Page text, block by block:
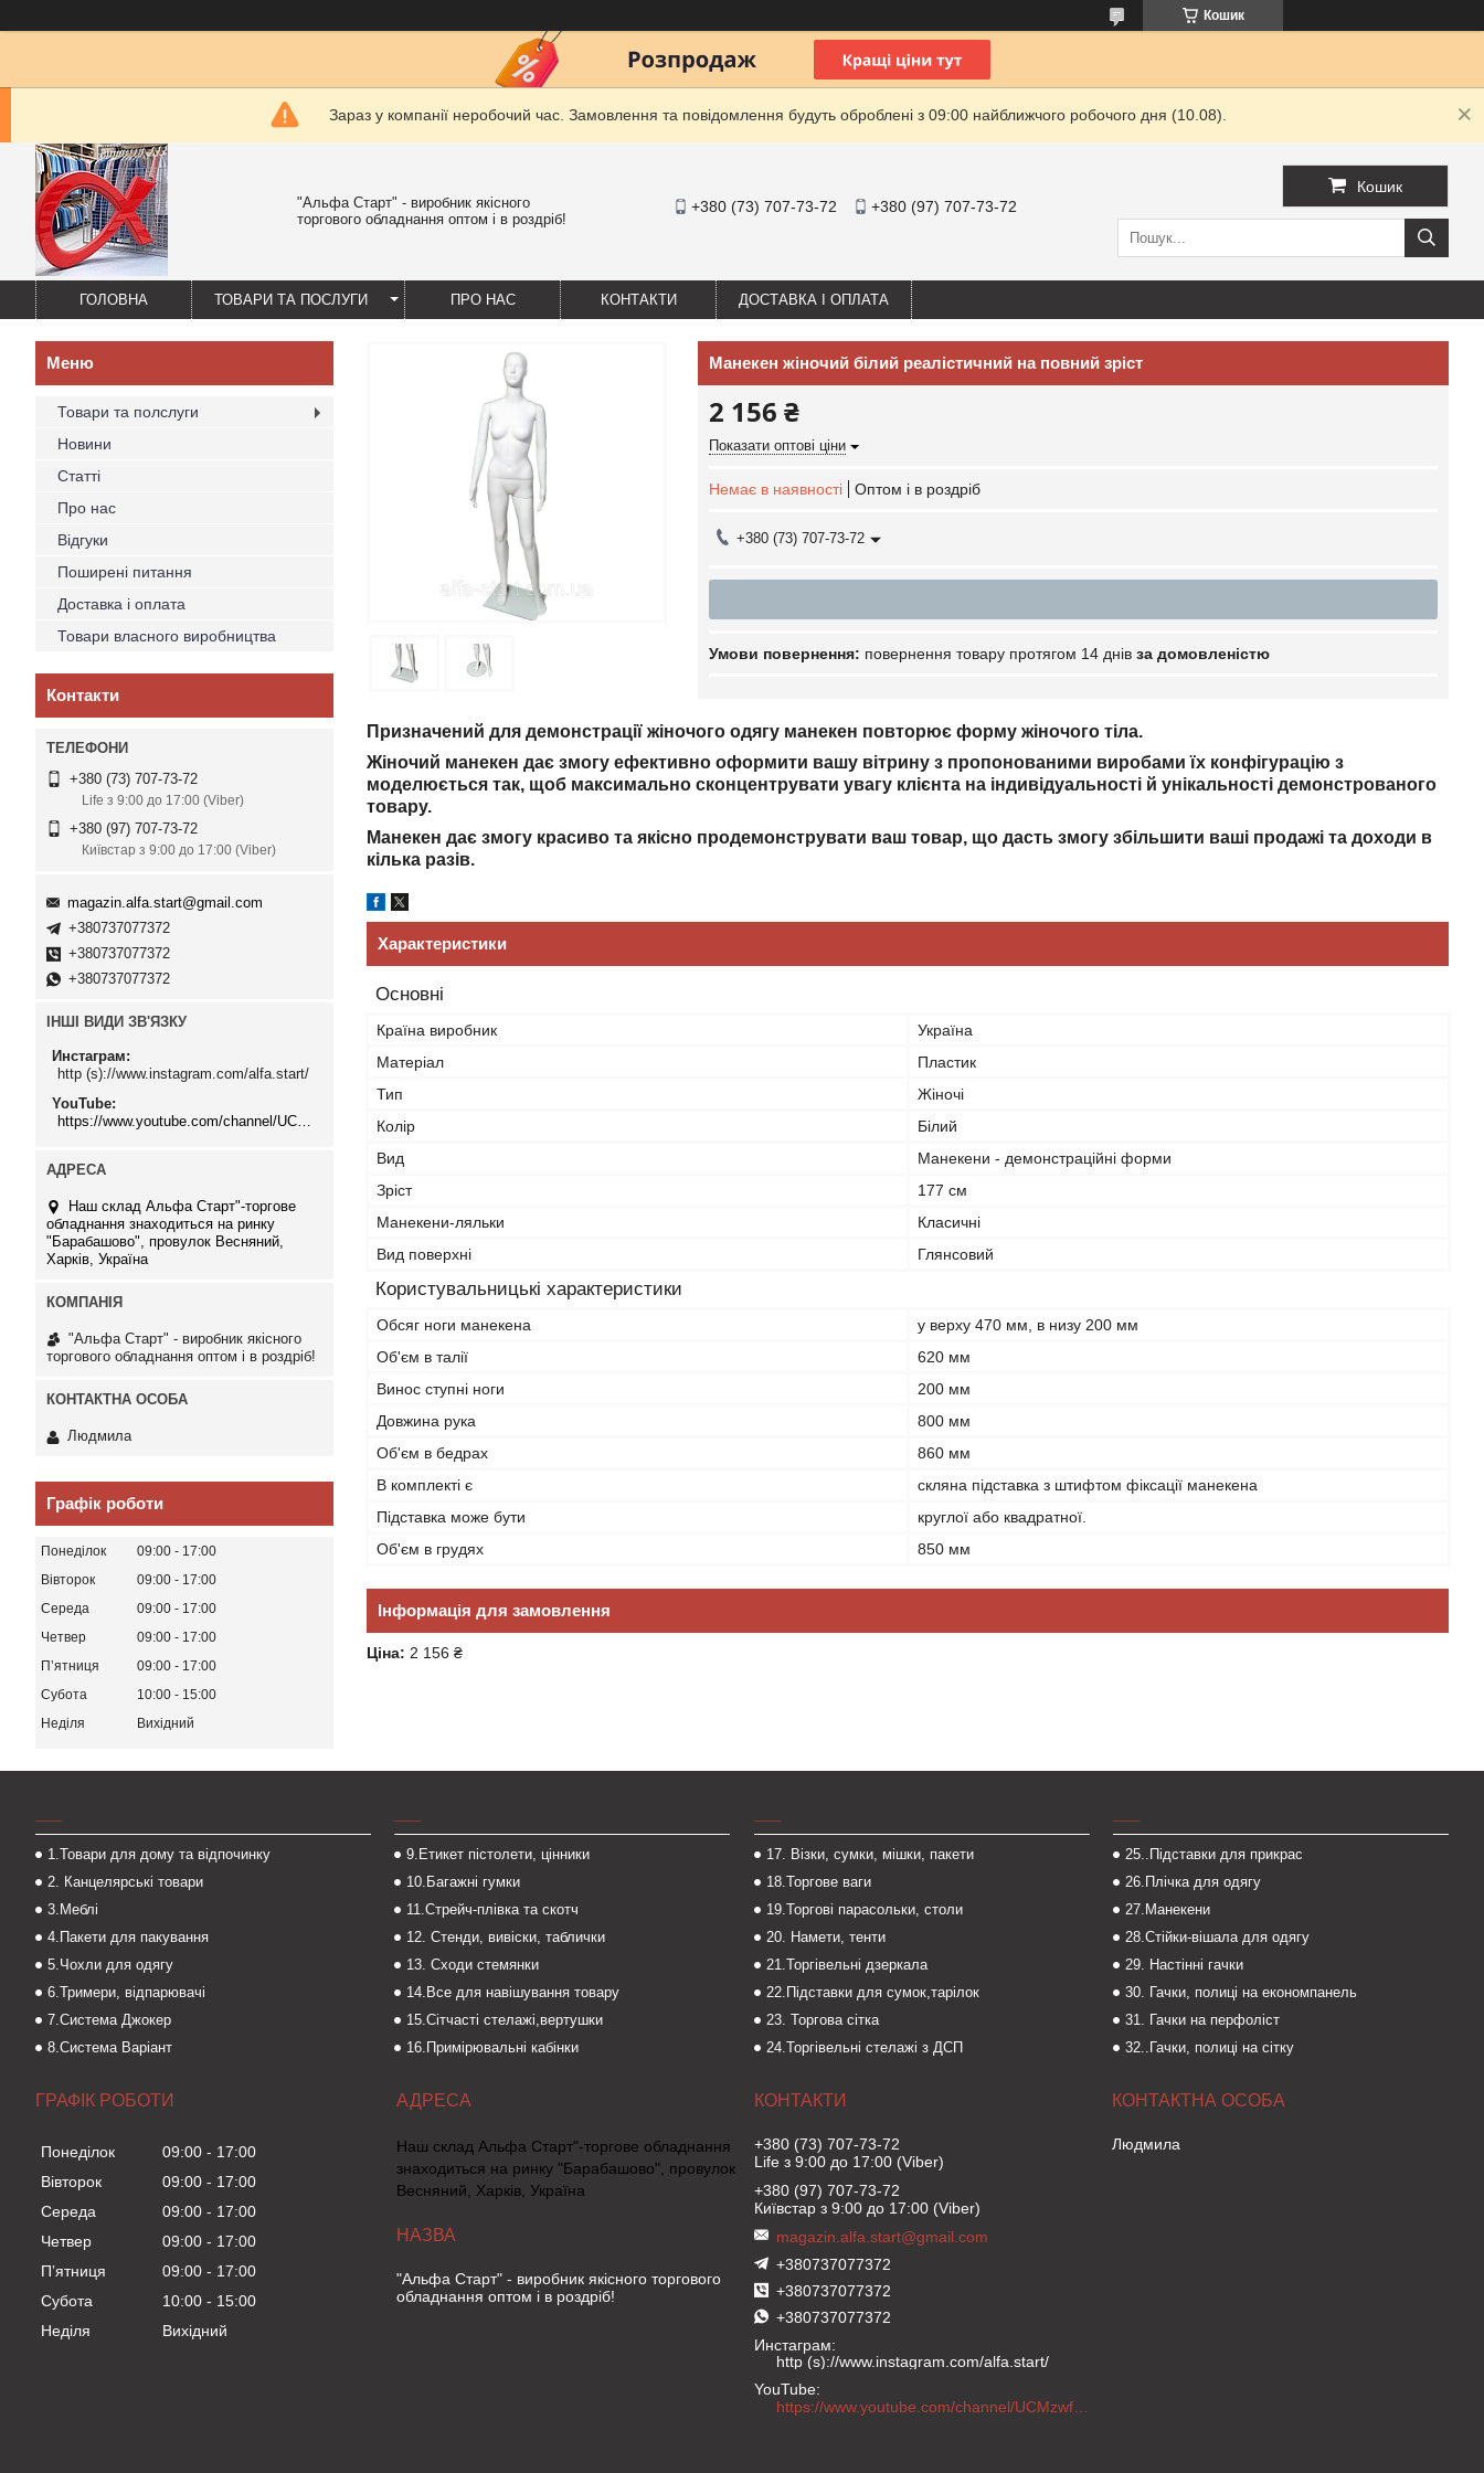
Кошик
Зараз у компанії неробочий час. Замовлення та повідомлення будуть оброблені з 09:00 найближчого робочого дня (10.08).
"Альфа Старт" - виробник якісного
торгового обладнання оптом і в роздріб!
+380 (73) 707-73-72 +380 (97) 707-73-72
Кошик
ГОЛОВНА ТОВАРИ ТА ПОСЛУГИ ПРО НАС КОНТАКТИ ДОСТАВКА І ОПЛАТА
Манекен жіночий білий реалістичний на повний зріст
2 156 ₴
Показати оптові ціни
Немає в наявності Оптом і в роздріб
+380 (73) 707-73-72
повернення товару протягом 14 днів за домовленістю
Призначений для демонстрації жіночого одягу манекен повторює форму жіночого тіла.
Жіночий манекен дає змогу ефективно оформити вашу вітрину з пропонованими виробами їх конфігурацію з
моделюється так, щоб максимально сконцентрувати увагу клієнта на індивідуальності й унікальності демонстрованого
товару.
Манекен дає змогу красиво та якісно продемонструвати ваш товар, що дасть змогу збільшити ваші продажі та доходи в
кілька разів.
Характеристики
Основні
Країна виробник
Україна
Матеріал
Пластик
Тип
Жіночі
Колір
Білий
Вид
Манекени - демонстраційні форми
Зріст
177 см
Манекени-ляльки
Класичні
Вид поверхні
Глянсовий
Користувальницькі характеристики
Обсяг ноги манекена
у верху 470 мм, в низу 200 мм
Об'єм в талії
620 мм
Винос ступні ноги
200 мм
Довжина рука
800 мм
Об'єм в бедрах
860 мм
В комплекті є
скляна підставка з штифтом фіксації манекена
Підставка може бути
круглої або квадратної.
Об'єм в грудях
850 мм
Інформація для замовлення
Ціна: 2 156 ₴
Товари та полслуги
Новини
Статті
Про нас
Відгуки
Поширені питання
Доставка і оплата
Товари власного виробництва
Контакти
+380 (73) 707-73-72
Life з 9:00 до 17:00 (Viber)
+380 (97) 707-73-72
Київстар з 9:00 до 17:00 (Viber)
magazin.alfa.start@gmail.com
+380737077372
+380737077372
+380737077372
ІНШІ ВИДИ ЗВ'ЯЗКУ
Инстаграм
http (s)://www.instagram.com/alfa.start/
YouTube
Наш склад Альфа Старт"-торгове
обладнання знаходиться на ринку
"Барабашово", провулок Весняний,
Харків, Україна
"Альфа Старт" - виробник якісного
торгового обладнання оптом і в роздріб!
Людмила
Графік роботи
Понеділок 09:00
17:00
Вівторок
09:00
17:00
Середа
09:00
17:00
Четвер
09:00
17:00
Пʼятниця
09:00
17:00
Субота
10:00
15:00
Неділя
Вихідний
1.Товари для дому та відпочинку
2. Канцелярські товари
3.Меблі
4.Пакети для пакування
5.Чохли для одягу
6.Тримери, відпарювачі
7.Система Джокер
8.Система Варіант
9.Етикет пістолети, цінники
10.Багажні гумки
11.Стрейч-плівка та скотч
12. Стенди, вивіски, таблички
13. Сходи стемянки
14.Все для навішування товару
15.Сітчасті стелажі,вертушки
16.Примірювальні кабінки
17. Візки, сумки, мішки, пакети
18.Торгове ваги
19.Торгові парасольки, столи
20. Намети, тенти
21.Торгівельні дзеркала
22.Підставки для сумок,тарілок
23. Торгова сітка
24.Торгівельні стелажі з ДСП
25..Підставки для прикрас
26.Плічка для одягу
27.Манекени
28.Стійки-вішала для одягу
29. Настінні гачки
30. Гачки, полиці на економпанель
31. Гачки на перфоліст
32..Гачки, полиці на сітку
ГРАФІК РОБОТИ
Понеділок 09:00
17:00
Вівторок
09:00
17:00
Середа
09:00
17:00
Четвер
09:00
17:00
Пʼятниця
09:00
17:00
Субота
10:00
15:00
Неділя
Вихідний
Наш склад Альфа Старт"-торгове обладнання
знаходиться на ринку "Барабашово", провулок
Весняний, Харків, Україна
"Альфа Старт" - виробник якісного торгового
обладнання оптом і в роздріб!
+380 (73) 707-73-72
Life з 9:00 до 17:00 (Viber)
+380 (97) 707-73-72
Київстар з 9:00 до 17:00 (Viber)
magazin.alfa.start@gmail.com
+380737077372
+380737077372
+380737077372
Инстаграм
http (s)://www.instagram.com/alfa.start/
YouTube
https://www.youtube.com/channel/UCMzwfuPdxogFIKF_nELVFNw
Людмила